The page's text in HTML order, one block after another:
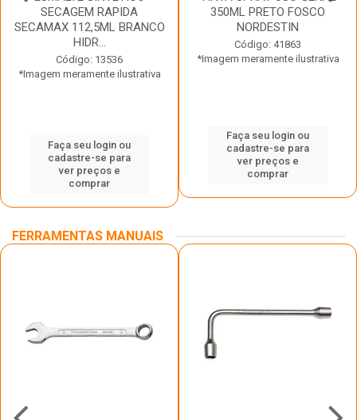
SECAGEM RAPIDA
SECAMAX 112,5ML BRANCO
HIDR...
Código: 13536
*Imagem meramente ilustrativa
Faça seu login ou
cadastre-se para
ver preços e
comprar
350ML PRETO FOSCO
NORDESTIN
Código: 41863
*Imagem meramente ilustrativa
Faça seu login ou
cadastre-se para
ver preços e
comprar
FERRAMENTAS MANUAIS